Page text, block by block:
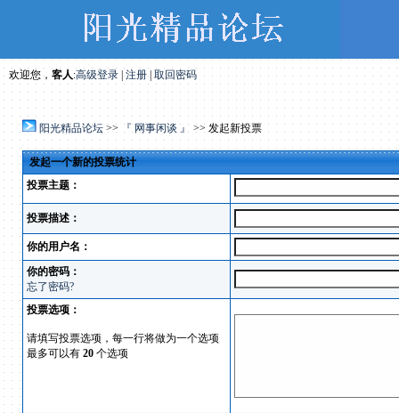
欢迎您， 客人:高级登录 |注册| 取回密码
阳光精品论坛>> 『 网事闲谈 』 >> 发起新投票
发起一个新的投票统计
投票主题：
投票描述：
你的用户名：
你的密码：
忘了密码?
投票选项：
请填写投票选项，每一行将做为一个选项
最多可以有 20个选项